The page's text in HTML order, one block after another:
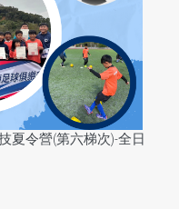
夏令營(第六梯次)-全日